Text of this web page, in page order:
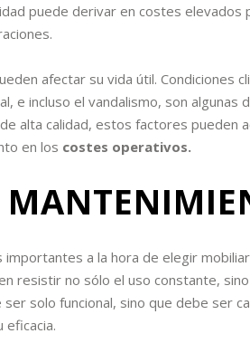
puede derivar en costes elevados
afectar su vida útil. Condiciones
e incluso el vandalismo, son algunas
alta calidad, estos factores pueden
en los costes operativos.
a la hora de elegir
resistir no sólo el uso constante,
solo funcional, sino que debe ser